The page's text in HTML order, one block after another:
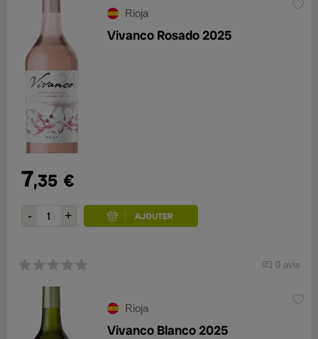
Rioja
Vivanco Rosado 2025
7,35 €
0 avis
Rioja
Vivanco Blanco 2025